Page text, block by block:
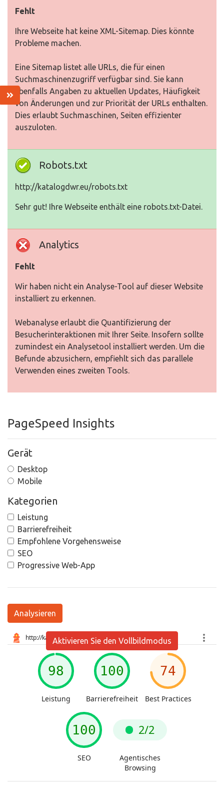
Fehlt
Ihre Webseite hat keine XML-Sitemap. Dies könnte
Probleme machen.
Eine Sitemap listet alle URLs, die für einen
Suchmaschinenzugriff verfügbar sind. Sie kann
ebenfalls Angaben zu aktuellen Updates, Häufigkeit
von Änderungen und zur Priorität der URLs enthalten.
Dies erlaubt Suchmaschinen, Seiten effizienter
auszuloten.
Robots.txt
http://katalogdwr.eu/robots.txt
Sehr gut! Ihre Webseite enthält eine robots.txt-Datei.
Analytics
Fehlt
Wir haben nicht ein Analyse-Tool auf dieser Website
installiert zu erkennen.
Webanalyse erlaubt die Quantifizierung der
Besucherinteraktionen mit Ihrer Seite. Insofern sollte
zumindest ein Analysetool installiert werden. Um die
Befunde abzusichern, empfiehlt sich das parallele
Verwenden eines zweiten Tools.
PageSpeed Insights
Gerät
Desktop
Mobile
Kategorien
Leistung
Barrierefreiheit
Empfohlene Vorgehensweise
SEO
Progressive Web-App
Analysieren
Aktivieren Sie den Vollbildmodus